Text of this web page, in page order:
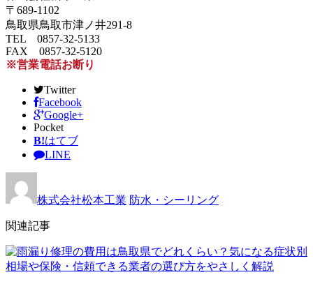
〒689-1102
鳥取県鳥取市津ノ井291-8
TEL 0857-32-5133
FAX 0857-32-5120
※営業電話お断り
Twitter
Facebook
Google+
Pocket
B!はてブ
LINE
株式会社松本工業 防水・シーリング
関連記事